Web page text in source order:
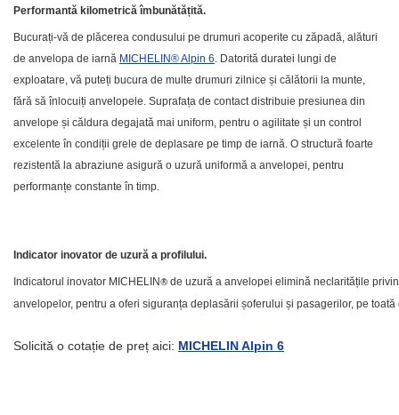
Performantă kilometrică îmbunătățită.
Bucurați-vă de plăcerea condusului pe drumuri acoperite cu zăpadă, alături
de anvelopa de iarnă MICHELIN® Alpin 6 . Datorită duratei lungi de
exploatare, vă puteți bucura de multe drumuri zilnice și călătorii la munte,
fără să înlocuiți anvelopele. Suprafața de contact distribuie presiunea din
anvelope și căldura degajată mai uniform, pentru o agilitate și un control
excelente în condiții grele de deplasare pe timp de iarnă. O structură foarte
rezistentă la abraziune asigură o uzură uniformă a anvelopei, pentru
performanțe constante în timp
Indicator inovator de uzură a profilului.
Indicatorul inovator MICHELIN® de uzură a anvelopei elimină neclaritățile
anvelopelor, pentru a oferi siguranța deplasării șoferului și pasagerilor, pe toată
Solicită o cotație de preț aici: MICHELIN Alpin 6